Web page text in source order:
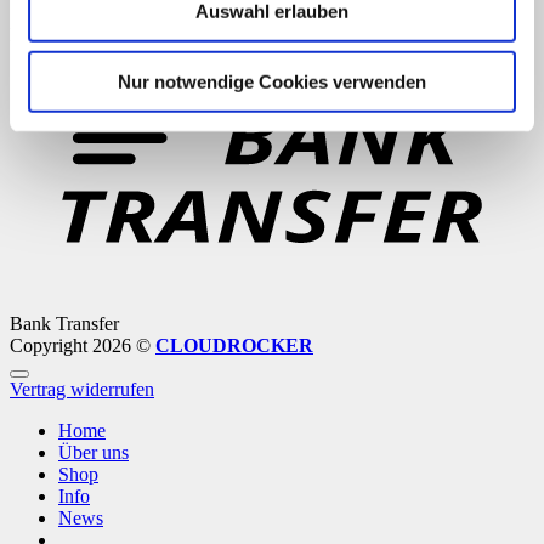
Auswahl erlauben
Nur notwendige Cookies verwenden
PayPal
Bank Transfer
Copyright 2026 © CLOUDROCKER
Vertrag widerrufen
Home
Über uns
Shop
Info
News